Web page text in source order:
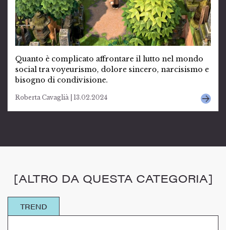
Quanto è complicato affrontare il lutto nel mondo
social tra voyeurismo, dolore sincero, narcisismo e
bisogno di condivisione.
Roberta Cavaglià | 13.02.2024
[ALTRO DA QUESTA CATEGORIA]
TREND